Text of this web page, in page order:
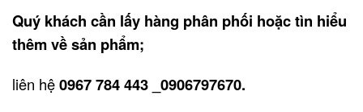
Quý khách cần lấy hàng phân phối hoặc tìn hiểu
thêm về sản phẩm;
liên hệ0967 784 443 _0906797670.